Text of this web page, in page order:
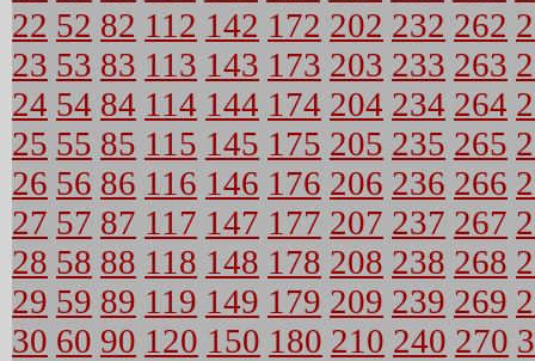
22 52 82 112 142 172 202 232 262
23 53 83 113 143 173 203 233 263
24 54 84 114 144 174 204 234 264
25 55 85 115 145 175 205 235 265
26 56 86 116 146 176 206 236 266
27 57 87 117 147 177 207 237 267
28 58 88 118 148 178 208 238 268
29 59 89 119 149 179 209 239 269
30 60 90 120 150 180 210 240 270